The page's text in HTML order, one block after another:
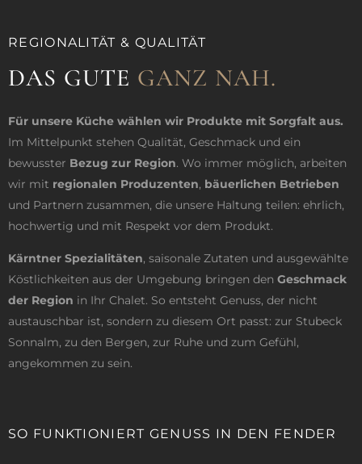
REGIONALITÄT & QUALITÄT
DAS GUTE GANZ NAH.
Für unsere Küche wählen wir Produkte mit Sorgfalt aus.
Im Mittelpunkt stehen Qualität, Geschmack und ein
bewusster Bezug zur Region. Wo immer möglich, arbeiten
wir mit regionalen Produzenten, bäuerlichen Betrieben
und Partnern zusammen, die unsere Haltung teilen: ehrlich,
hochwertig und mit Respekt vor dem Produkt.
Kärntner Spezialitäten, saisonale Zutaten und ausgewählte
Köstlichkeiten aus der Umgebung bringen den Geschmack
der Region in Ihr Chalet. So entsteht Genuss, der nicht
austauschbar ist, sondern zu diesem Ort passt: zur Stubeck
Sonnalm, zu den Bergen, zur Ruhe und zum Gefühl,
angekommen zu sein.
SO FUNKTIONIERT GENUSS IN DEN FENDER